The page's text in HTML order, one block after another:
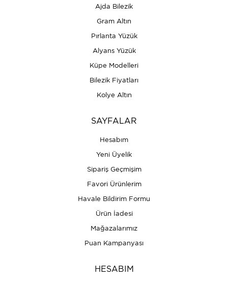
Ajda Bilezik
Gram Altın
Pırlanta Yüzük
Alyans Yüzük
Küpe Modelleri
Bilezik Fiyatları
Kolye Altın
SAYFALAR
Hesabım
Yeni Üyelik
Sipariş Geçmişim
Favori Ürünlerim
Havale Bildirim Formu
Ürün İadesi
Mağazalarımız
Puan Kampanyası
HESABIM